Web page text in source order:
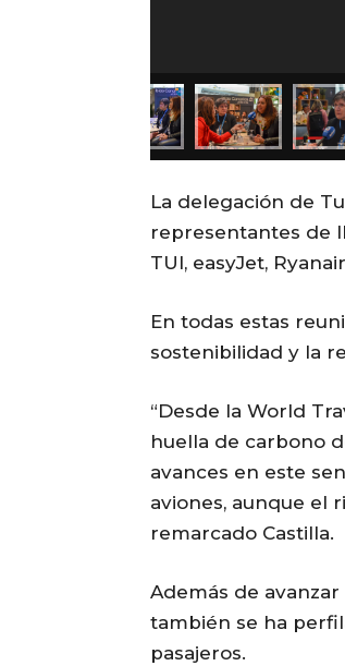
La delegación de
representantes de
TUI, easyJet,
En todas estas
sostenibilidad y la
“Desde la World
huella de carbono
avances en este
aviones, aunque el
remarcado Castilla.
Además de
también se ha
pasajeros.